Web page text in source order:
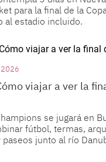
para la final de la
al estadio incluido.
2026
viajar a ver la
se jugará en
fútbol, termas,
junto al río